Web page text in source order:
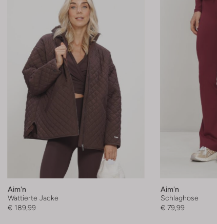
Aim'n
Wattierte Jacke
€ 189,99
Aim'n
Schlaghose
€ 79,99